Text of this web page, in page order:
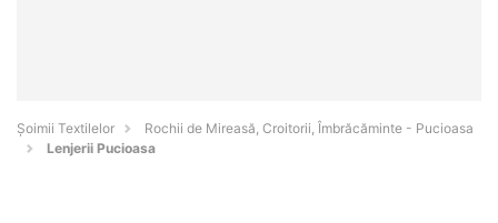
Șoimii Textilelor
Rochii de Mireasă, Croitorii, Îmbrăcăminte - Pucioasa
Lenjerii Pucioasa